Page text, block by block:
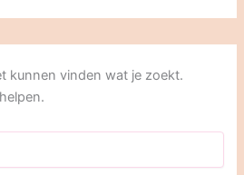
kunnen vinden wat je zoekt.